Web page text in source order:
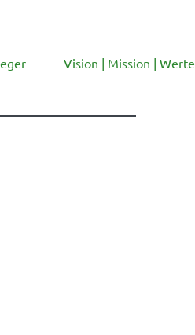
Vision | Mission | Werte